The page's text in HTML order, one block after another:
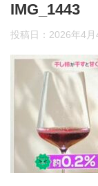
IMG_1443
投稿日： 2026年4月